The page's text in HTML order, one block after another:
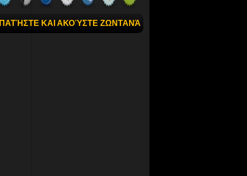
ΠΑΤΉΣΤΕ ΚΑΙ ΑΚΟΎΣΤΕ ΖΩΝΤΑΝΆ